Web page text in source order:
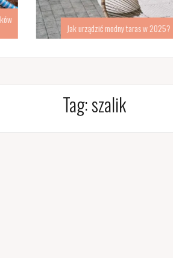
Jak urządzić modny taras w 2025?
Tag:szalik